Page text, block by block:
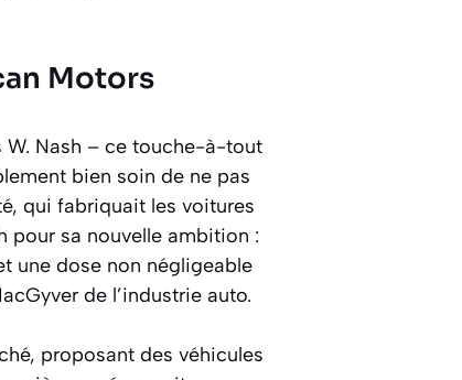
Motors
W. Nash – ce touche-à-tout
bien soin de ne pas
qui fabriquait les voitures
pour sa nouvelle ambition :
une dose non négligeable
de l’industrie auto.
proposant des véhicules